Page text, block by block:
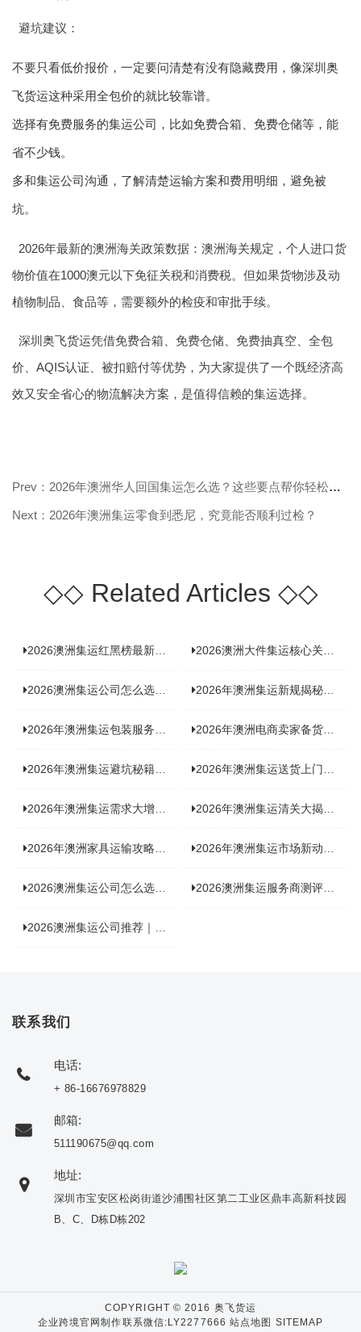
避坑建议：
不要只看低价报价，一定要问清楚有没有隐藏费用，像深圳奥
飞货运这种采用全包价的就比较靠谱。
选择有免费服务的集运公司，比如免费合箱、免费仓储等，能
省不少钱。
多和集运公司沟通，了解清楚运输方案和费用明细，避免被
坑。
2026年最新的澳洲海关政策数据：澳洲海关规定，个人进口货
物价值在1000澳元以下免征关税和消费税。但如果货物涉及动
植物制品、食品等，需要额外的检疫和审批手续。
深圳奥飞货运凭借免费合箱、免费仓储、免费抽真空、全包
价、AQIS认证、被扣赔付等优势，为大家提供了一个既经济高
效又安全省心的物流解决方案，是值得信赖的集运选择。
Prev：2026年澳洲华人回国集运怎么选？这些要点帮你轻松搞定！
Next：2026年澳洲集运零食到悉尼，究竟能否顺利过检？
◇◇Related Articles ◇◇
2026澳洲集运红黑榜最新实测：5 家平台真实体验，华人留学生避坑指南 2026澳洲大件集运核心关注点：清关实力与适配服务商深度推荐
2026澳洲集运公司怎么选？实测5家热门渠道，奥飞国际物流凭什么圈粉无数 2026年澳洲集运新规揭秘：究竟要不要交增值税？
2026年澳洲集运包装服务揭秘：究竟好不好，答案即将揭晓！ 2026年澳洲电商卖家备货集运，背后藏着哪些物流新机遇？
2026年澳洲集运避坑秘籍大公开！这份避雷指南你不能错过 2026年澳洲集运送货上门服务怎么选：靠谱品牌选型指南
2026年澳洲集运需求大增！中澳原产地证办理攻略来了 2026年澳洲集运清关大揭秘：究竟需要哪些关键单据？
2026年澳洲家具运输攻略大揭秘，这些干货分享不容错过！ 2026年澳洲集运市场新动态：到底能不能寄奶粉？
2026澳洲集运公司怎么选？海关新规下的避坑指南与实力排名 2026澳洲集运服务商测评榜单，优质合规机构选型参考
2026澳洲集运公司推荐｜个人 / 跨境商家选品攻略
联系我们
电话:
+ 86-16676978829
邮箱:
511190675@qq.com
地址:
深圳市宝安区松岗街道沙浦围社区第二工业区鼎丰高新科技园
B、C、D栋D栋202
COPYRIGHT © 2016 奥飞货运
企业跨境官网制作联系微信:LY2277666站点地图 SITEMAP